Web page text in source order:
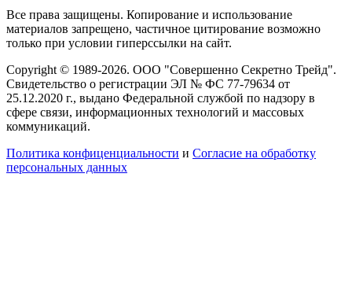
Все права защищены. Копирование и использование
материалов запрещено, частичное цитирование возможно
только при условии гиперссылки на сайт.
Copyright © 1989-2026. ООО "Совершенно Секретно Трейд".
Свидетельство о регистрации ЭЛ № ФС 77-79634 от
25.12.2020 г., выдано Федеральной службой по надзору в
сфере связи, информационных технологий и массовых
коммуникаций.
Политика конфиценциальности и Согласие на обработку
персональных данных